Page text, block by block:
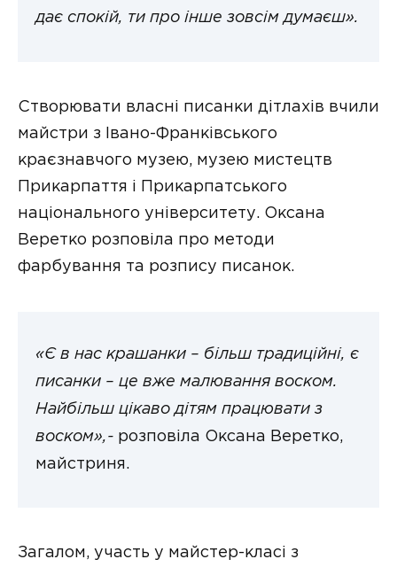
дає спокій, ти про інше зовсім думаєш».
Створювати власні писанки дітлахів вчили
майстри з Івано-Франківського
краєзнавчого музею, музею мистецтв
Прикарпаття і Прикарпатського
національного університету. Оксана
Веретко розповіла про методи
фарбування та розпису писанок.
«Є в нас крашанки – більш традиційні, є
писанки – це вже малювання воском.
Найбільш цікаво дітям працювати з
воском»,- розповіла Оксана Веретко,
майстриня.
Загалом, участь у майстер-класі з